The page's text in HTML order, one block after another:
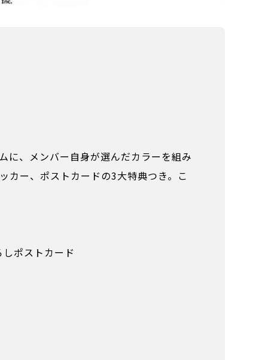
に、メンバー自身が選んだカラーを組み
カー、ポストカードの3大特典つき。こ
ポストカード